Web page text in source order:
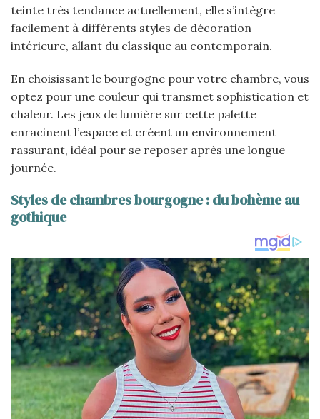
teinte très tendance actuellement, elle s’intègre
facilement à différents styles de décoration
intérieure, allant du classique au contemporain.
En choisissant le bourgogne pour votre chambre, vous
optez pour une couleur qui transmet sophistication et
chaleur. Les jeux de lumière sur cette palette
enracinent l’espace et créent un environnement
rassurant, idéal pour se reposer après une longue
journée.
Styles de chambres bourgogne : du bohème au
gothique